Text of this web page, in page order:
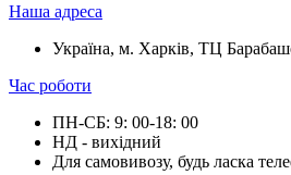
Наша адреса
Україна, м. Харків, ТЦ
Час роботи
ПН-СБ: 9: 00-18: 00
НД - вихідний
Для самовивозу, будь ласка